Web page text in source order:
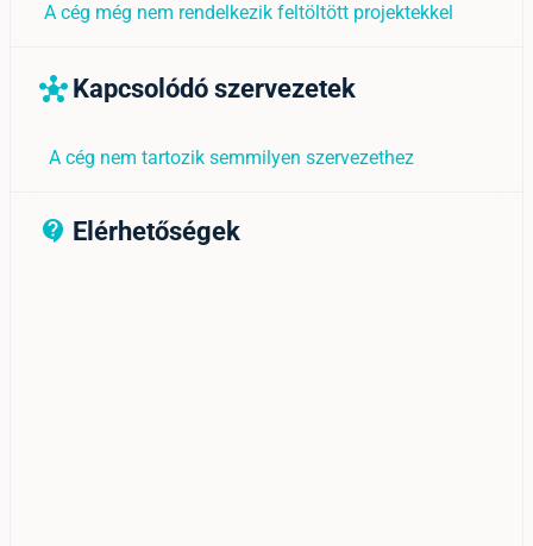
A cég még nem rendelkezik feltöltött projektekkel
hub Kapcsolódó szervezetek
A cég nem tartozik semmilyen szervezethez
contact_support_outline
Elérhetőségek